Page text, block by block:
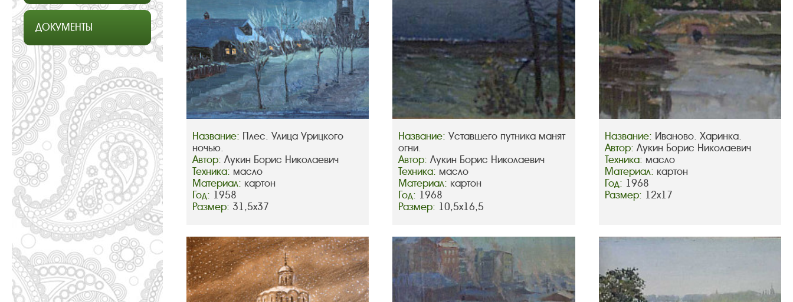
ДОКУМЕНТЫ
Название: Плес. Улица Урицкого
ночью.
Автор: Лукин Борис Николаевич
Техника: масло
Материал: картон
Год: 1958
Размер: 31,5х37
Название:Уставшего путника манят
огни.
Автор:Лукин Борис Николаевич
Техника: масло
Материал: картон
Год: 1968
Размер: 10,5х16,5
Название: Иваново. Харинка.
Автор: Лукин Борис Николаевич
Техника: масло
Материал: картон
Год: 1968
Размер: 12х17